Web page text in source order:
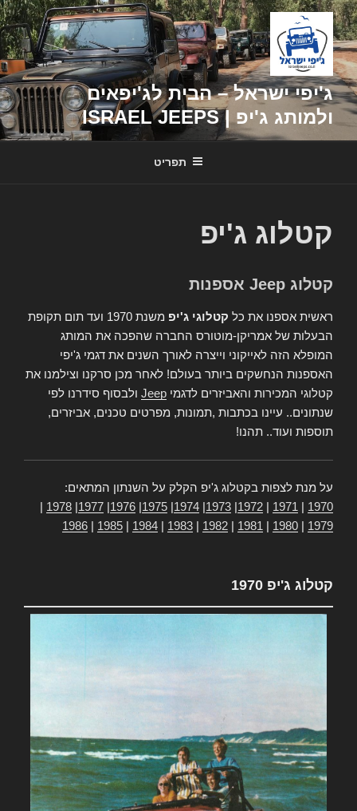
דילוג
לתוכן
ג'יפי ישראל – הבית לג'יפאים
ולמותג ג'יפ | ISRAEL JEEPS
תפריט
קטלוג ג'יפ
קטלוג Jeep אספנות
ראשית אספנו את כל קטלוגי ג'יפ
משנת 1970 ועד תום תקופת
הבעלות של אמריקן-מוטורס החברה שהפכה את המותג
המופלא הזה לאייקוני וייצרה לאורך השנים את דגמי ג'יפי
האספנות הנחשקים ביותר בעולם! לאחר מכן סרקנו וצילמנו את
קטלוגי המכירות והאביזרים לדגמי Jeep ולבסוף סידרנו לפי
שנתונים.. עיינו בכתבות ,תמונות, מפרטים טכנים, אביזרים,
תוספות ועוד.. תהנו!
על מנת לצפות בקטלוג ג'יפ הקלק על השנתון המתאים:
1970
1971
1972
1973
1974
1975
1976
1977
1978
1979
1980
1981
1982
1983
1984
1985
1986
קטלוג ג'יפ 1970